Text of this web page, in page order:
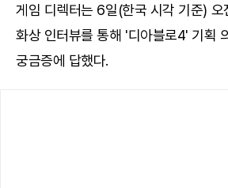
게임 디렉터는 6일(한국 시각 기준) 오
화상 인터뷰를 통해 '디아블로4' 기획
궁금증에 답했다.